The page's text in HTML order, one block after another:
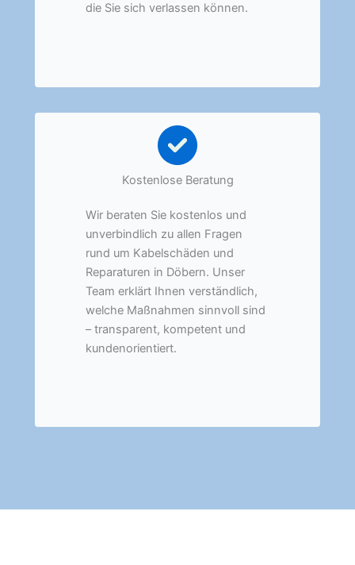
die Sie sich verlassen können.
Kostenlose Beratung
Wir beraten Sie kostenlos und
unverbindlich zu allen Fragen
rund um Kabelschäden und
Reparaturen in Döbern. Unser
Team erklärt Ihnen verständlich,
welche Maßnahmen sinnvoll sind
– transparent, kompetent und
kundenorientiert.